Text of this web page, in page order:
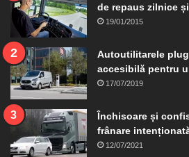
de repaus zilnice
19/01/2015
Autoutilitarele
accesibilă pentru
17/07/2019
Închisoare și
frânare
12/07/2021